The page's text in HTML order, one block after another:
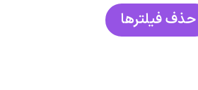
حذف فیلتر‌ها